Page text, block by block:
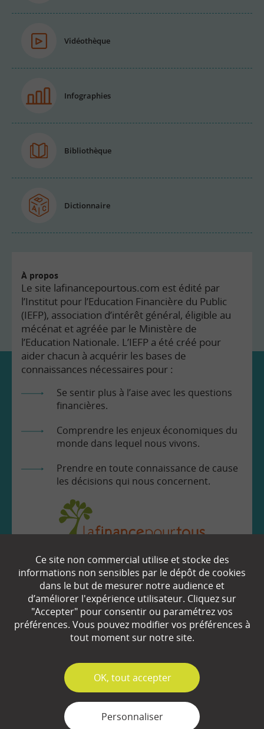
Vidéothèque
Infographies
Bibliothèque
Dictionnaire
À propos
Le site lafinancepourtous.com est édité par
l’Institut pour l’Education Financière du Public
(IEFP), association d’intérêt général, éligible au
mécénat et agréée par le Ministère de
l’Education Nationale. L’IEFP a été créé pour
aider chacun à acquérir les bases de
connaissances nécessaires pour :
Se sentir plus à l’aise avec les questions
financières.
Comprendre les enjeux économiques du
monde dans lequel nous vivons.
Prendre en toute connaissance de cause
les décisions qui nous concernent.
EN SAVOIR
Qui sommes-nous ?
Partenaires
Plan du site
Ce site non commercial utilise et stocke des
informations non sensibles par le dépôt de cookies
dans le but de mesurer notre audience et
d’améliorer l'expérience utilisateur. Cliquez sur
"Accepter" pour consentir ou paramétrez vos
préférences. Vous pouvez modifier vos préférences à
tout moment sur notre site.
✓
OK, tout accepter
Personnaliser